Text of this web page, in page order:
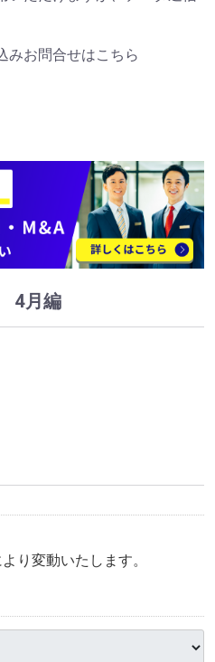
お問合せはこちら
4月編
り変動いたします。